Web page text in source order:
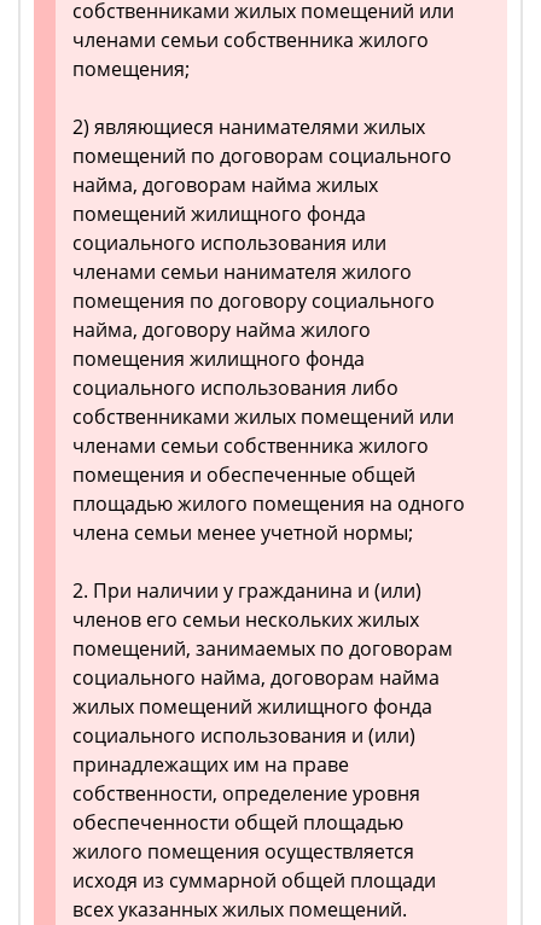
собственниками жилых помещений или
членами семьи собственника жилого
помещения;
2) являющиеся нанимателями жилых
помещений по договорам социального
найма, договорам найма жилых
помещений жилищного фонда
социального использования или
членами семьи нанимателя жилого
помещения по договору социального
найма, договору найма жилого
помещения жилищного фонда
социального использования либо
собственниками жилых помещений или
членами семьи собственника жилого
помещения и обеспеченные общей
площадью жилого помещения на одного
члена семьи менее учетной нормы;
2. При наличии у гражданина и (или)
членов его семьи нескольких жилых
помещений, занимаемых по договорам
социального найма, договорам найма
жилых помещений жилищного фонда
социального использования и (или)
принадлежащих им на праве
собственности, определение уровня
обеспеченности общей площадью
жилого помещения осуществляется
исходя из суммарной общей площади
всех указанных жилых помещений.